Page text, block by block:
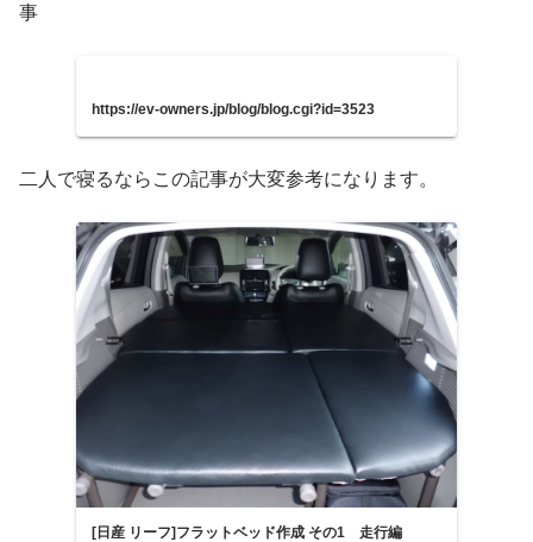
事
https://ev-owners.jp/blog/blog.cgi?id=3523
二人で寝るならこの記事が大変参考になります。
[日産 リーフ]フラットベッド作成 その1 走行編